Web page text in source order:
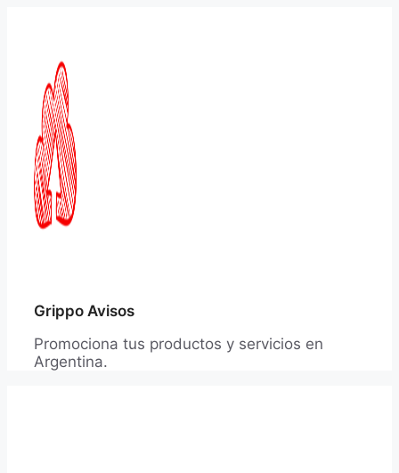
Grippo Avisos
Promociona tus productos y servicios en
Argentina.